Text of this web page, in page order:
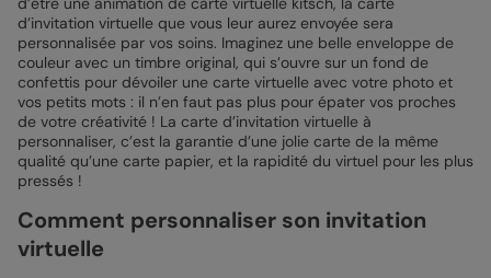
d’invitation virtuelle que vous leur aurez envoyée sera
personnalisée par vos soins. Imaginez une belle enveloppe de
couleur avec un timbre original, qui s’ouvre sur un fond de
confettis pour dévoiler une carte virtuelle avec votre photo et
vos petits mots : il n’en faut pas plus pour épater vos proches
de votre créativité ! La carte d’invitation virtuelle à
personnaliser, c’est la garantie d’une jolie carte de la même
qualité qu’une carte papier, et la rapidité du virtuel pour les plus
pressés !
Comment personnaliser son invitation
virtuelle